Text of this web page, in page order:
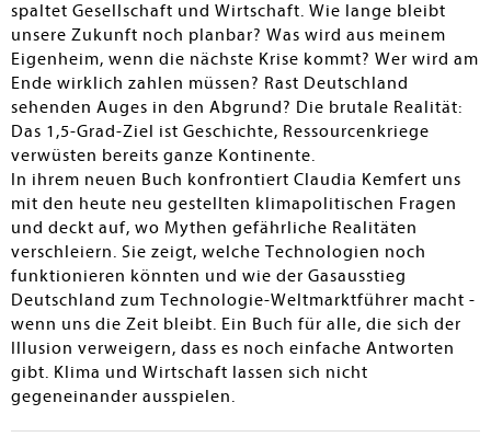
spaltet Gesellschaft und Wirtschaft. Wie lange bleibt
unsere Zukunft noch planbar? Was wird aus meinem
Eigenheim, wenn die nächste Krise kommt? Wer wird am
Ende wirklich zahlen müssen? Rast Deutschland
sehenden Auges in den Abgrund? Die brutale Realität:
Das 1,5-Grad-Ziel ist Geschichte, Ressourcenkriege
verwüsten bereits ganze Kontinente.
In ihrem neuen Buch konfrontiert Claudia Kemfert uns
mit den heute neu gestellten klimapolitischen Fragen
und deckt auf, wo Mythen gefährliche Realitäten
verschleiern. Sie zeigt, welche Technologien noch
funktionieren könnten und wie der Gasausstieg
Deutschland zum Technologie-Weltmarktführer macht -
wenn uns die Zeit bleibt. Ein Buch für alle, die sich der
Illusion verweigern, dass es noch einfache Antworten
gibt. Klima und Wirtschaft lassen sich nicht
gegeneinander ausspielen.